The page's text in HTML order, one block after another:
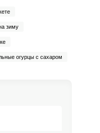
зиму
огурцы с сахаром